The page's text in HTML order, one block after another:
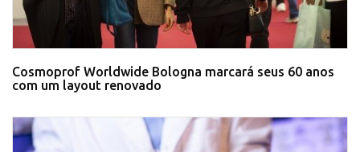
Cosmoprof Worldwide Bologna marcará seus 60 anos
com um layout renovado